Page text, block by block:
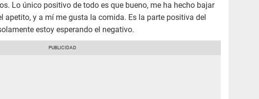
Lo único positivo de todo es que bueno, me ha hecho bajar
apetito, y a mí me gusta la comida. Es la parte positiva del
estoy esperando el negativo.